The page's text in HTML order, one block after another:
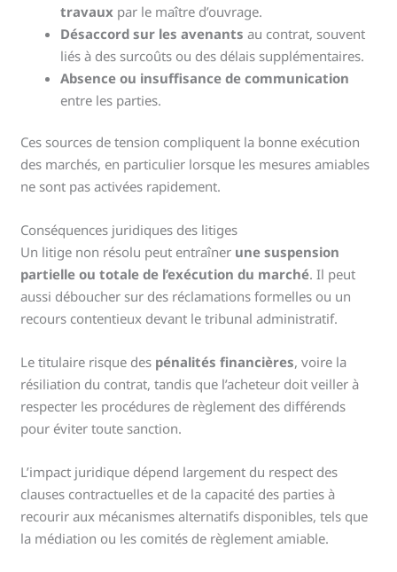
travaux par le maître d’ouvrage.
Désaccord sur les avenants au contrat, souvent
liés à des surcoûts ou des délais supplémentaires.
Absence ou insuffisance de communication
entre les parties.
Ces sources de tension compliquent la bonne exécution
des marchés, en particulier lorsque les mesures amiables
ne sont pas activées rapidement.
Conséquences juridiques des litiges
Un litige non résolu peut entraîner une suspension
partielle ou totale de l’exécution du marché. Il peut
aussi déboucher sur des réclamations formelles ou un
recours contentieux devant le tribunal administratif.
Le titulaire risque des pénalités financières, voire la
résiliation du contrat, tandis que l’acheteur doit veiller à
respecter les procédures de règlement des différends
pour éviter toute sanction.
L’impact juridique dépend largement du respect des
clauses contractuelles et de la capacité des parties à
recourir aux mécanismes alternatifs disponibles, tels que
la médiation ou les comités de règlement amiable.